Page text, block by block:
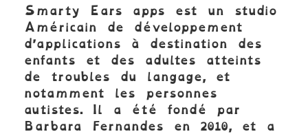
Smarty Ears apps est un studio
Américain de développement
d’applications à destination des
enfants et des adultes atteints
de troubles du langage, et
notamment les personnes
autistes. Il a été fondé par
Barbara Fernandes en 2010, et a